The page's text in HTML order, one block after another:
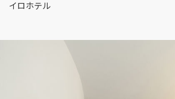
イロホテル